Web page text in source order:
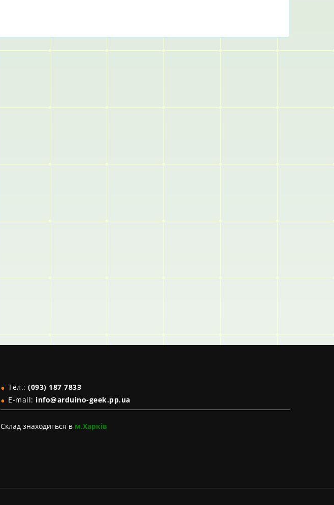
Тел.: (093) 187 7833
E-mail: info@arduino-geek.pp.ua
Склад знаходиться в м.Харків